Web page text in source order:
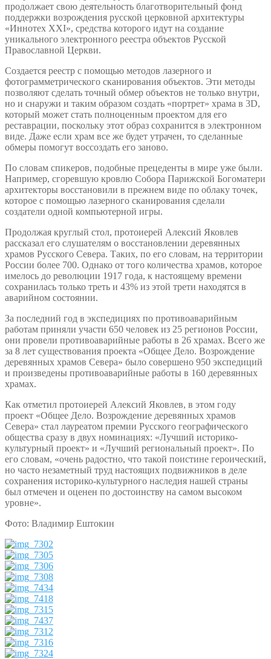
продолжает свою деятельность благотворительный фонд
поддержки возрождения русской церковной архитектуры
«Иннотех XXI», средства которого идут на создание
уникального электронного реестра объектов Русской
Православной Церкви.
Создается реестр с помощью методов лазерного и
фотограмметрического сканирования объектов. Эти методы
позволяют сделать точный обмер объектов не только внутри,
но и снаружи и таким образом создать «портрет» храма в 3D,
который может стать полноценным проектом для его
реставрации, поскольку этот образ сохранится в электронном
виде. Даже если храм все же будет утрачен, то сделанные
обмеры помогут воссоздать его заново.
По словам спикеров, подобные прецеденты в мире уже были.
Например, сгоревшую кровлю Собора Парижской Богоматери
архитекторы восстановили в прежнем виде по облаку точек,
которое с помощью лазерного сканирования сделали
создатели одной компьютерной игры.
Продолжая круглый стол, протоиерей Алексий Яковлев
рассказал его слушателям о восстановлении деревянных
храмов Русского Севера. Таких, по его словам, на территории
России более 700. Однако от того количества храмов, которое
имелось до революции 1917 года, к настоящему времени
сохранилась только треть и 43% из этой трети находятся в
аварийном состоянии.
За последний год в экспедициях по противоаварийным
работам приняли участи 650 человек из 25 регионов России,
они провели противоаварийные работы в 26 храмах. Всего же
за 8 лет существования проекта «Общее Дело. Возрождение
деревянных храмов Севера» было совершено 950 экспедиций
и произведены противоаварийные работы в 160 деревянных
храмах.
Как отметил протоиерей Алексий Яковлев, в этом году
проект «Общее Дело. Возрождение деревянных храмов
Севера» стал лауреатом премии Русского географического
общества сразу в двух номинациях: «Лучший историко-
культурный проект» и «Лучший региональный проект». По
его словам, «очень радостно, что такой поистине героический,
но часто незаметный труд настоящих подвижников в деле
сохранения историко-культурного наследия нашей страны
был отмечен и оценен по достоинству на самом высоком
уровне».
Фото: Владимир Ештокин